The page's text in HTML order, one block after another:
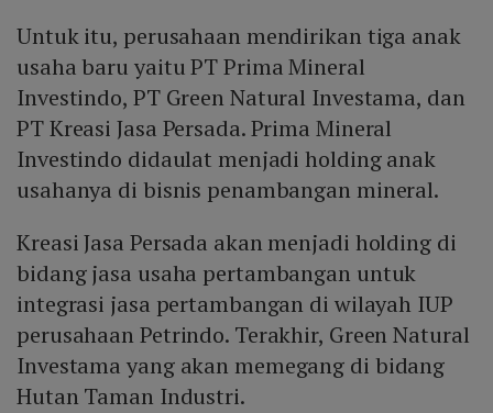
Untuk itu, perusahaan mendirikan tiga anak
usaha baru yaitu PT Prima Mineral
Investindo, PT Green Natural Investama, dan
PT Kreasi Jasa Persada. Prima Mineral
Investindo didaulat menjadi holding anak
usahanya di bisnis penambangan mineral.
Kreasi Jasa Persada akan menjadi holding di
bidang jasa usaha pertambangan untuk
integrasi jasa pertambangan di wilayah IUP
perusahaan Petrindo. Terakhir, Green Natural
Investama yang akan memegang di bidang
Hutan Taman Industri.